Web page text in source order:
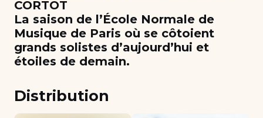
CORTOT
La saison de l’École Normale de
Musique de Paris où se côtoient
grands solistes d’aujourd’hui et
étoiles de demain.
Distribution